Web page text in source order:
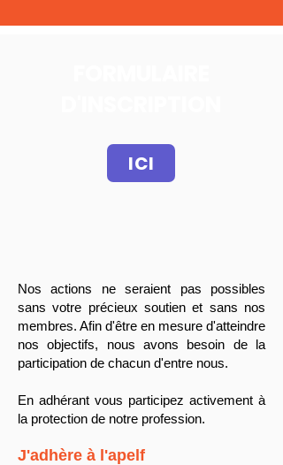
ICI
Nos actions ne seraient pas possibles
sans votre précieux soutien et sans nos
membres. Afin d'être en mesure d'atteindre
nos objectifs, nous avons besoin de la
participation de chacun d'entre nous.
En adhérant vous participez activement à
la protection de notre profession.
J'adhère à l'apelf